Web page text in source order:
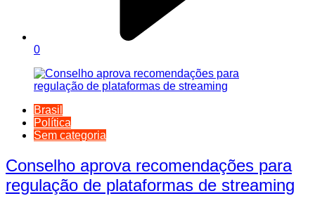
0
Brasil
Política
Sem categoria
Conselho aprova recomendações para
regulação de plataformas de streaming